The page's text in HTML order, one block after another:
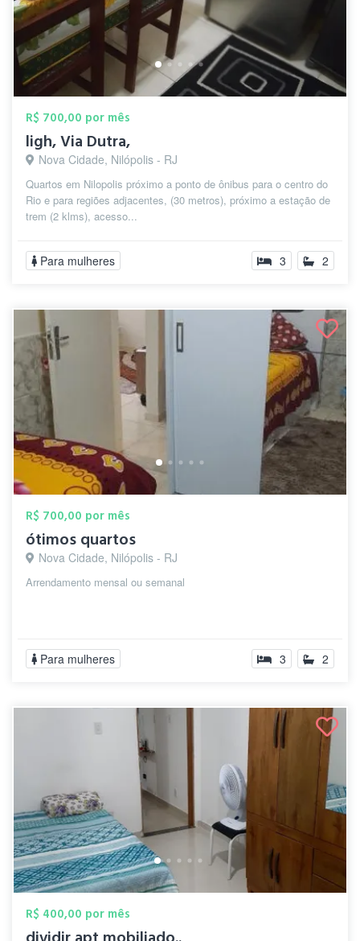
R$ 700,00 por mês
ligh, Via Dutra,
Nova Cidade, Nilópolis - RJ
Quartos em Nilopolis próximo a ponto de ônibus para o centro do
Rio e para regiões adjacentes, (30 metros), próximo a estação de
trem (2 klms), acesso...
Para mulheres 3 2
R$ 700,00 por mês
ótimos quartos
Nova Cidade, Nilópolis - RJ
Arrendamento mensal ou semanal
Para mulheres 3 2
R$ 400,00 por mês